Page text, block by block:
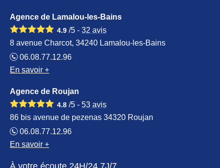
Agence de Lamalou-les-Bains
4.9 /5 - 32 avis
8 avenue Charcot, 34240 Lamalou-les-Bains
06.08.77.12.96
En savoir +
Agence de Roujan
4.8 /5 - 53 avis
86 bis avenue de pezenas 34320 Roujan
06.08.77.12.96
En savoir +
À votre écoute 24H/24 7J/7